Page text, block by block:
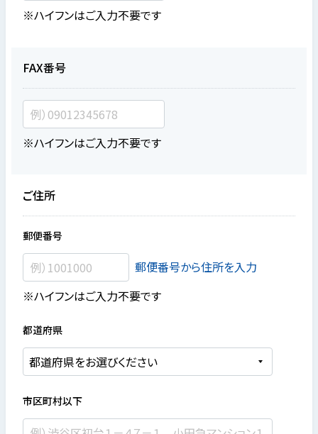
※ハイフンはご入力不要です
FAX番号
※ハイフンはご入力不要です
ご住所
郵便番号
郵便番号から住所を入力
※ハイフンはご入力不要です
都道府県
市区町村以下